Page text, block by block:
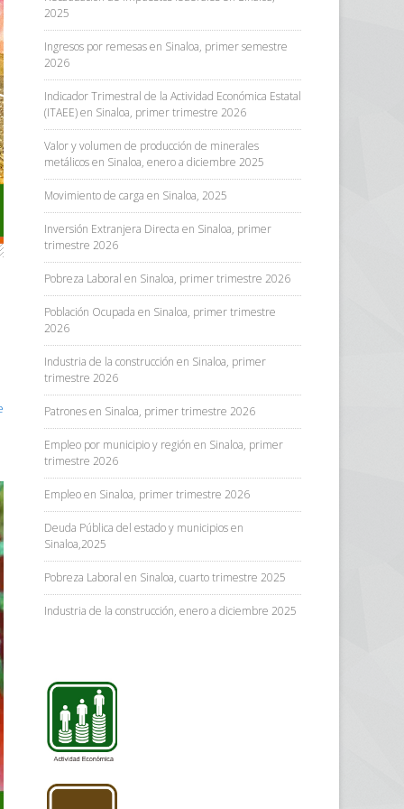
2025
Ingresos por remesas en Sinaloa, primer semestre
2026
Indicador Trimestral de la Actividad Económica Estatal
(ITAEE) en Sinaloa, primer trimestre 2026
Valor y volumen de producción de minerales
metálicos en Sinaloa, enero a diciembre 2025
Movimiento de carga en Sinaloa, 2025
Inversión Extranjera Directa en Sinaloa, primer
trimestre 2026
Pobreza Laboral en Sinaloa, primer trimestre 2026
Población Ocupada en Sinaloa, primer trimestre
2026
Industria de la construcción en Sinaloa, primer
trimestre 2026
Patrones en Sinaloa, primer trimestre 2026
Empleo por municipio y región en Sinaloa, primer
trimestre 2026
Empleo en Sinaloa, primer trimestre 2026
Deuda Pública del estado y municipios en
Sinaloa,2025
Pobreza Laboral en Sinaloa, cuarto trimestre 2025
Industria de la construcción, enero a diciembre 2025